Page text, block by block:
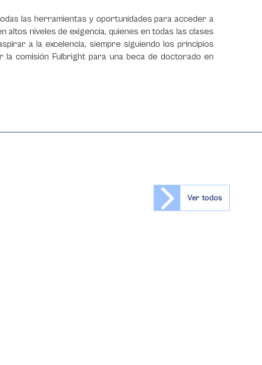
las herramientas y oportunidades para acceder a
niveles de exigencia, quienes en todas las clases
a la excelencia, siempre siguiendo los principios
comisión Fulbright para una beca de doctorado en
Ver todos